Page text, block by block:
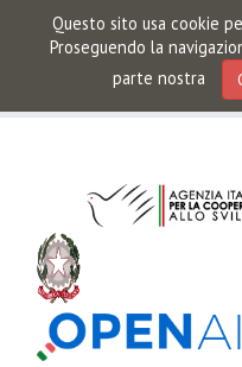
Questo sito usa cookie
Proseguendo la
parte nostra